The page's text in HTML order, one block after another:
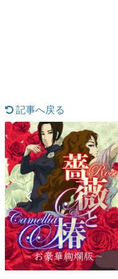
具体的な形か
です。
ゲームが変
「経験値」「
の起源や用法
イニーP氏が徹
カテゴリ
特集記事
マンガ
記事へ戻る